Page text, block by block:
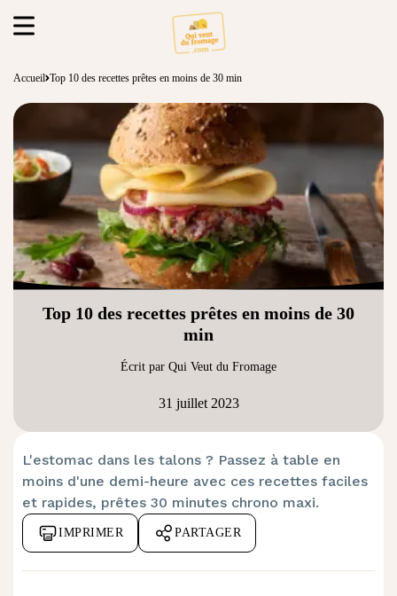
Accueil Top 10 des recettes prêtes en moins de 30 min
Top 10 des recettes prêtes en moins de 30
min
Écrit par Qui Veut du Fromage
31 juillet 2023
L'estomac dans les talons ? Passez à table en
moins d'une demi-heure avec ces recettes faciles
et rapides, prêtes 30 minutes chrono maxi.
IMPRIMER PARTAGER